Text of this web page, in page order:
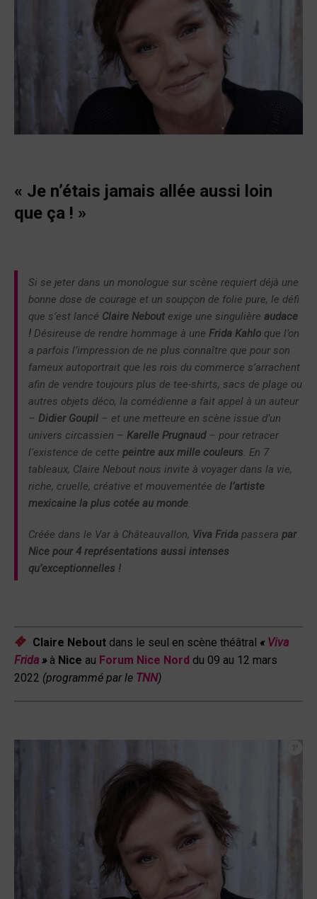
« Je n’étais jamais allée aussi loin
que ça ! »
Si se jeter dans un monologue sur scène requiert déjà une
bonne dose de courage et un soupçon de folie pure, le défi
que s’est lancé Claire Nebout exige une singulière audace
! Désireuse de rendre hommage à une Frida Kahlo que l’on
a parfois l’impression de ne plus connaître que pour son
fameux autoportrait que les rois du commerce s’arrachent
afin de vendre toujours plus de tee-shirts, sacs de plage ou
autres objets déco, la comédienne a fait appel à un auteur
– Didier Goupil – et une metteure en scène issue d’un
univers circassien – Karelle Prugnaud– pour retracer
l’existence de cette peintre aux mille couleurs . En 7
tableaux, Claire Nebout nous invite à voyager dans la vie,
riche, cruelle, créative et mouvementée de l’artiste
mexicaine la plus cotée au monde
Créée dans le Var à Châteauvallon, Viva Frida passera par
Nice pour 4 représentations aussi intenses
qu’exceptionnelles !
Claire Nebout dans le seul en scène théâtral« Viva
Frida »à Nice au Forum Nice Nord du 09 au 12 mars
2022 (programmé par le TNN)